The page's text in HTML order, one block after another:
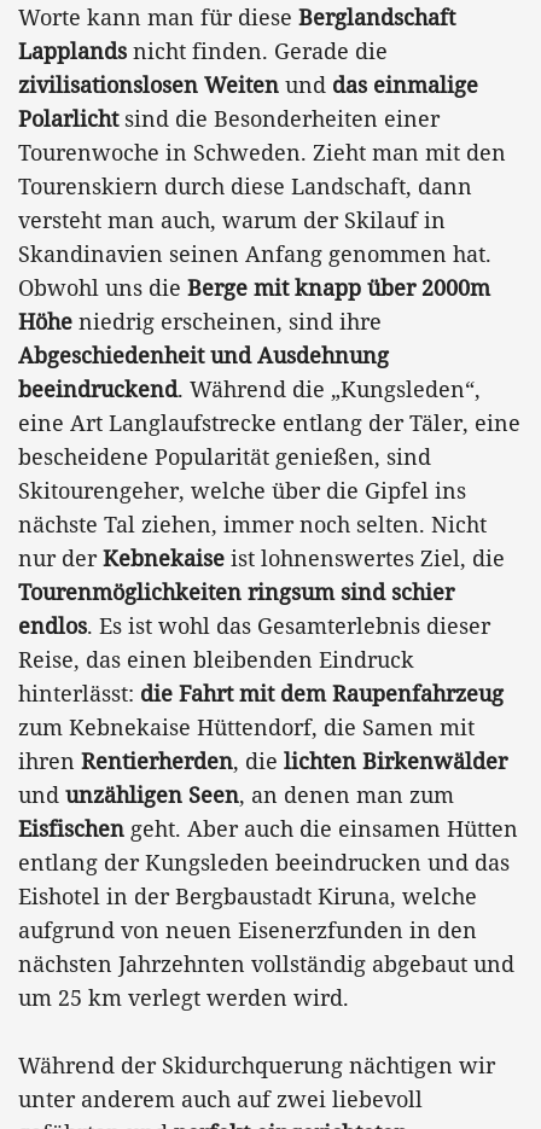
Worte kann man für diese Berglandschaft
Lapplands nicht finden. Gerade die
zivilisationslosen Weiten und das einmalige
Polarlicht sind die Besonderheiten einer
Tourenwoche in Schweden. Zieht man mit den
Tourenskiern durch diese Landschaft, dann
versteht man auch, warum der Skilauf in
Skandinavien seinen Anfang genommen hat.
Obwohl uns die Berge mit knapp über 2000m
Höhe niedrig erscheinen, sind ihre
Abgeschiedenheit und Ausdehnung
beeindruckend. Während die „Kungsleden“,
eine Art Langlaufstrecke entlang der Täler, eine
bescheidene Popularität genießen, sind
Skitourengeher, welche über die Gipfel ins
nächste Tal ziehen, immer noch selten. Nicht
nur derKebnekaise ist lohnenswertes Ziel, die
Tourenmöglichkeiten ringsum sind schier
endlos. Es ist wohl das Gesamterlebnis dieser
Reise, das einen bleibenden Eindruck
hinterlässt: die Fahrt mit dem Raupenfahrzeug
zum Kebnekaise Hüttendorf, die Samen mit
ihren Rentierherden, die lichten Birkenwälder
und unzähligen Seen, an denen man zum
Eisfischen geht. Aber auch die einsamen Hütten
entlang der Kungsleden beeindrucken und das
Eishotel in der Bergbaustadt Kiruna, welche
aufgrund von neuen Eisenerzfunden in den
nächsten Jahrzehnten vollständig abgebaut und
um 25 km verlegt werden wird.
Während der Skidurchquerung nächtigen wir
unter anderem auch auf zwei liebevoll